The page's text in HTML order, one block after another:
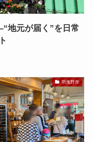
地元が届く”を日常
羽曳野市